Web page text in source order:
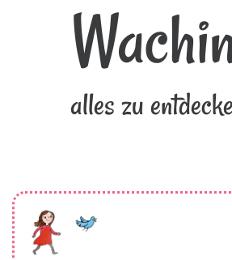
alles zu